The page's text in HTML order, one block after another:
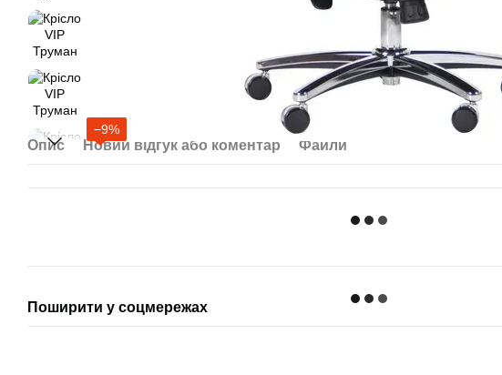
−9%
Опис Новий відгук або коментар Файли
Поширити у соцмережах